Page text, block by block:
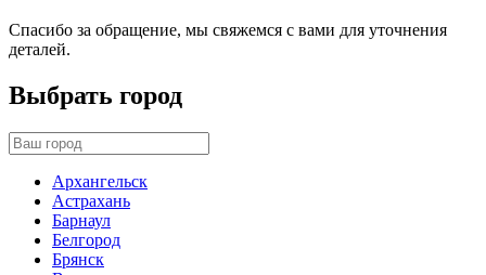
Спасибо за обращение, мы свяжемся с вами для уточнения
деталей.
Выбрать город
Архангельск
Астрахань
Барнаул
Белгород
Брянск